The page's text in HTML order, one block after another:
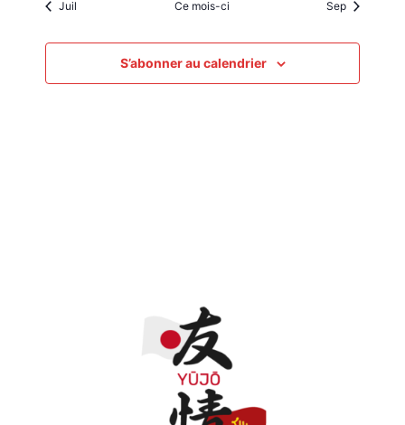
Juil Ce mois-ci Sep
S’abonner au calendrier